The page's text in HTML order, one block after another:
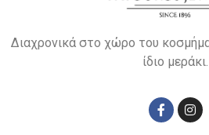
Διαχρονικά στο χώρο του
ίδιο μεράκι.